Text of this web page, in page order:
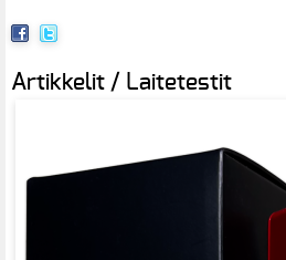
Artikkelit / Laitetestit